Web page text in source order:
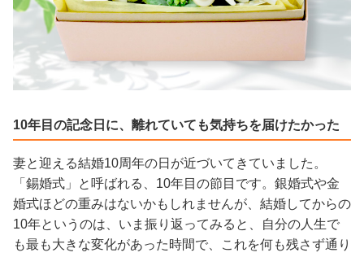
10年目の記念日に、離れていても気持ちを届けたかった
妻と迎える結婚10周年の日が近づいてきていました。
「錫婚式」と呼ばれる、10年目の節目です。銀婚式や金
婚式ほどの重みはないかもしれませんが、結婚してからの
10年というのは、いま振り返ってみると、自分の人生で
も最も大きな変化があった時間で、これを何も残さず通り